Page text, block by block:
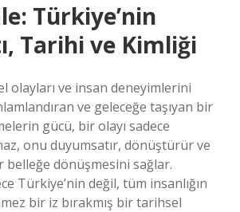
Türkiye’nin
Tarihi ve Kimliği
olayları ve insan deneyimlerini
ve geleceğe taşıyan bir
gücü, bir olayı sadece
onu duyumsatır, dönüştürür ve
belleğe dönüşmesini sağlar.
Türkiye’nin değil, tüm insanlığın
bir iz bırakmış bir tarihsel